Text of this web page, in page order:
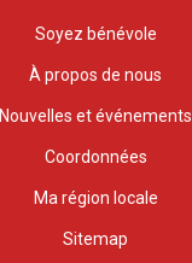
Soyez bénévole
À propos de nous
Nouvelles et événements
Coordonnées
Ma région locale
Sitemap